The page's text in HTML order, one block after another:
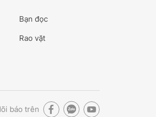
Bạn đọc
Rao vặt
báo trên